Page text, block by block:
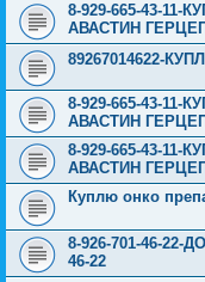
8-929-665-43-
АВАСТИН
89267014622-
8-929-665-43-
АВАСТИН
8-929-665-43-
АВАСТИН
Куплю онко
8-926-701-46-
46-22